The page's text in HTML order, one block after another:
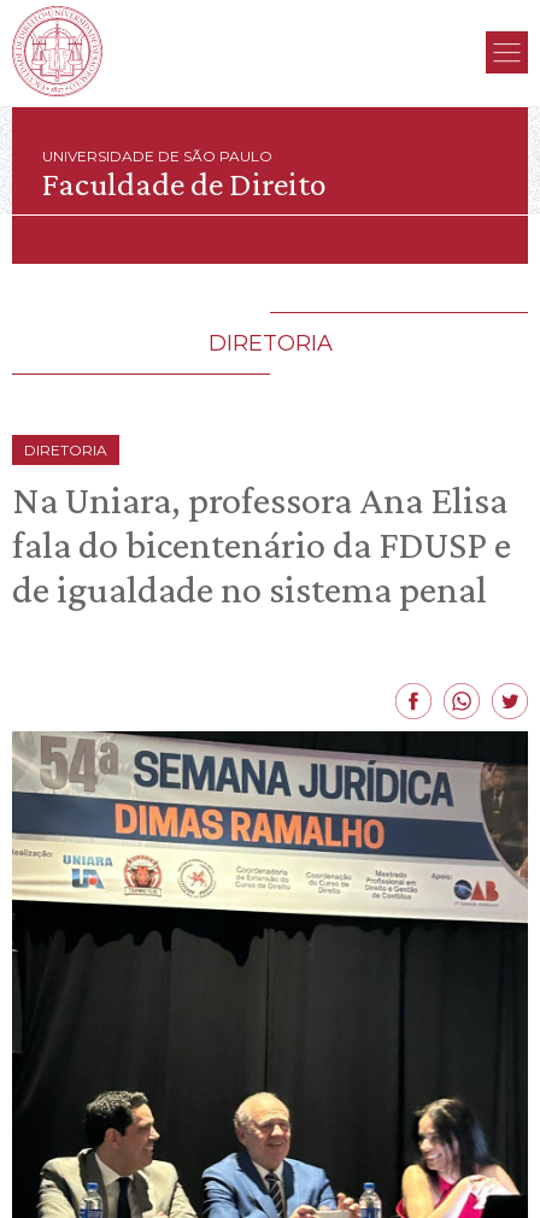
UNIVERSIDADE DE SÃO PAULO
Faculdade de Direito
DIRETORIA
DIRETORIA
Na Uniara, professora Ana Elisa
fala do bicentenário da FDUSP e
de igualdade no sistema penal